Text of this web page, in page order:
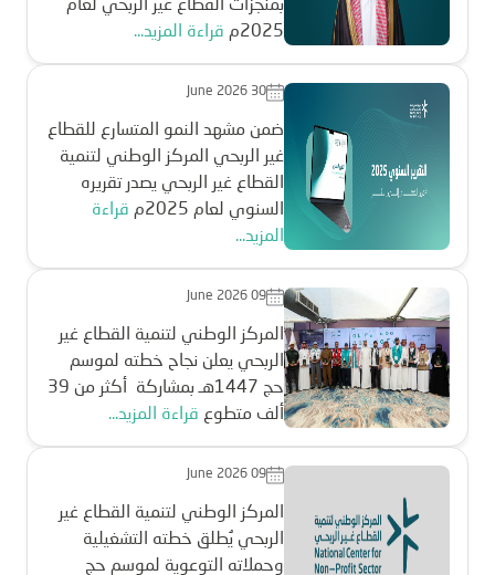
بمنجزات القطاع غير الربحي لعام
2025م
قراءة المزيد...
June 2026 30
ضمن مشهد النمو المتسارع للقطاع
غير الربحي المركز الوطني لتنمية
القطاع غير الربحي يصدر تقريره
السنوي لعام 2025م
قراءة
المزيد...
June 2026 09
المركز الوطني لتنمية القطاع غير
الربحي يعلن نجاح خطته لموسم
حج 1447هـ بمشاركة أكثر من 39
ألف متطوع قراءة المزيد...
June 2026 09
المركز الوطني لتنمية القطاع غير
الربحي يُطلق خطته التشغيلية
وحملاته التوعوية لموسم حج